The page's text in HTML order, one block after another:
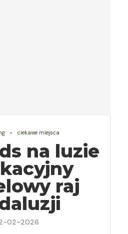
ciekawe miejsca
na luzie
raj
02-2026